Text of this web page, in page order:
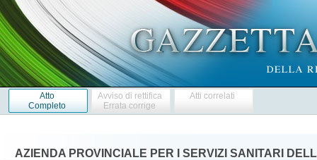
Atto
Completo
Avviso di rettifica
Errata corrige
Atti correlati
AZIENDA PROVINCIALE PER I SERVIZI SANITARI